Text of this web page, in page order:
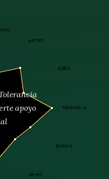
APETITO
SUEÑO
TOLERANCIA
ENERGÍA
ÁNIMO
apoyo